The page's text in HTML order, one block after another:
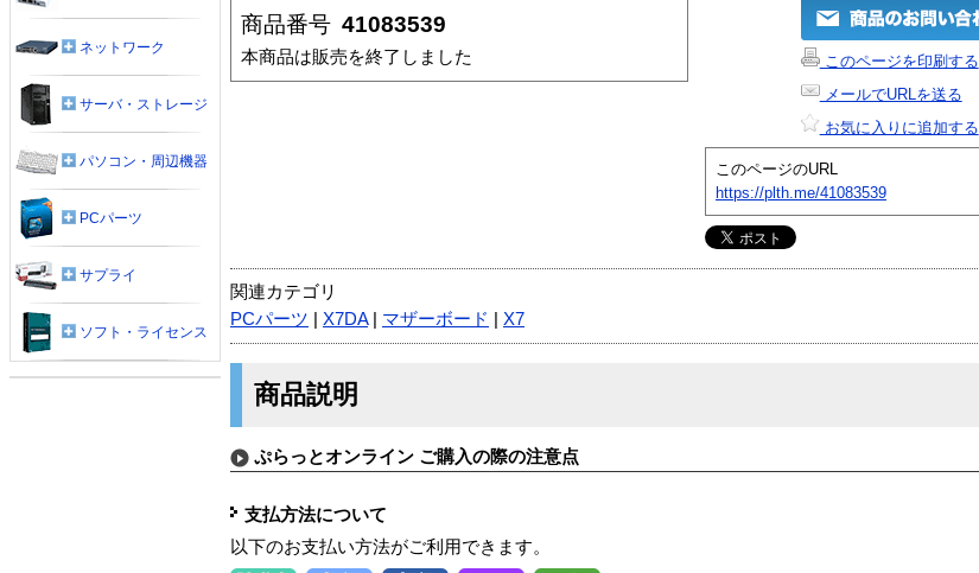
商品番号 41083539
本商品は販売を終了しました
このページを印刷する
メールでURLを送る
お気に入りに追加する
このページのURL
https://plth.me/41083539
関連カテゴリ
PCパーツ
X7DA| マザーボード X7
商品説明
ぷらっとオンライン ご購入の際の注意点
支払方法について
以下のお支払い方法がご利用できます。
ネットワーク
サーバ・ストレージ
パソコン・周辺機器
PCパーツ
サプライ
ソフト・ライセンス